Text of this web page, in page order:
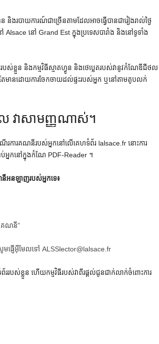
របាយការណ៍ជាច្រើនតាមដែលអាចធ្វើបានជារៀងរាល់ថ្ងៃ
Alsace នៅ Grand Est ក្នុងប្រទេសបារាំង និងនៅទូទាំង
ស់ខ្លួន និងកម្មវិធីស្មាតហ្វូន និងថេប្លេតរបស់វានូវកំណែឌីជីថល
ែមានដោយការចែកចាយដល់ផ្ទះរបស់អ្នក ឬនៅតាមតូបលក់
វាសាមញ្ញណាស់។
រការគណនីរបស់អ្នកនៅលើគេហទំព័រ lalsace.fr នោះការ
ប់អ្នកនៅក្នុងកំណែ PDF-Reader ។
អនឡាញរបស់អ្នកទេ៖
គណនី”
មផ្ញើអ៊ីមែលទៅ ALSSlector@lalsace.fr
របស់ខ្លួន ហើយកម្មវិធីរបស់វាពីរផ្តល់ជូនជាក់លាក់ចំពោះការ